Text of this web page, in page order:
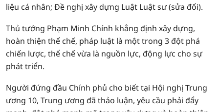
liệu cá nhân; Đề nghị xây dựng Luật Luật sư (sửa đổi).
Thủ tướng Phạm Minh Chính khẳng định xây dựng,
hoàn thiện thể chế, pháp luật là một trong 3 đột phá
chiến lược, thể chế vừa là nguồn lực, động lực cho sự
phát triển.
Người đứng đầu Chính phủ cho biết tại Hội nghị Trung
ương 10, Trung ương đã thảo luận, yêu cầu phải đẩy